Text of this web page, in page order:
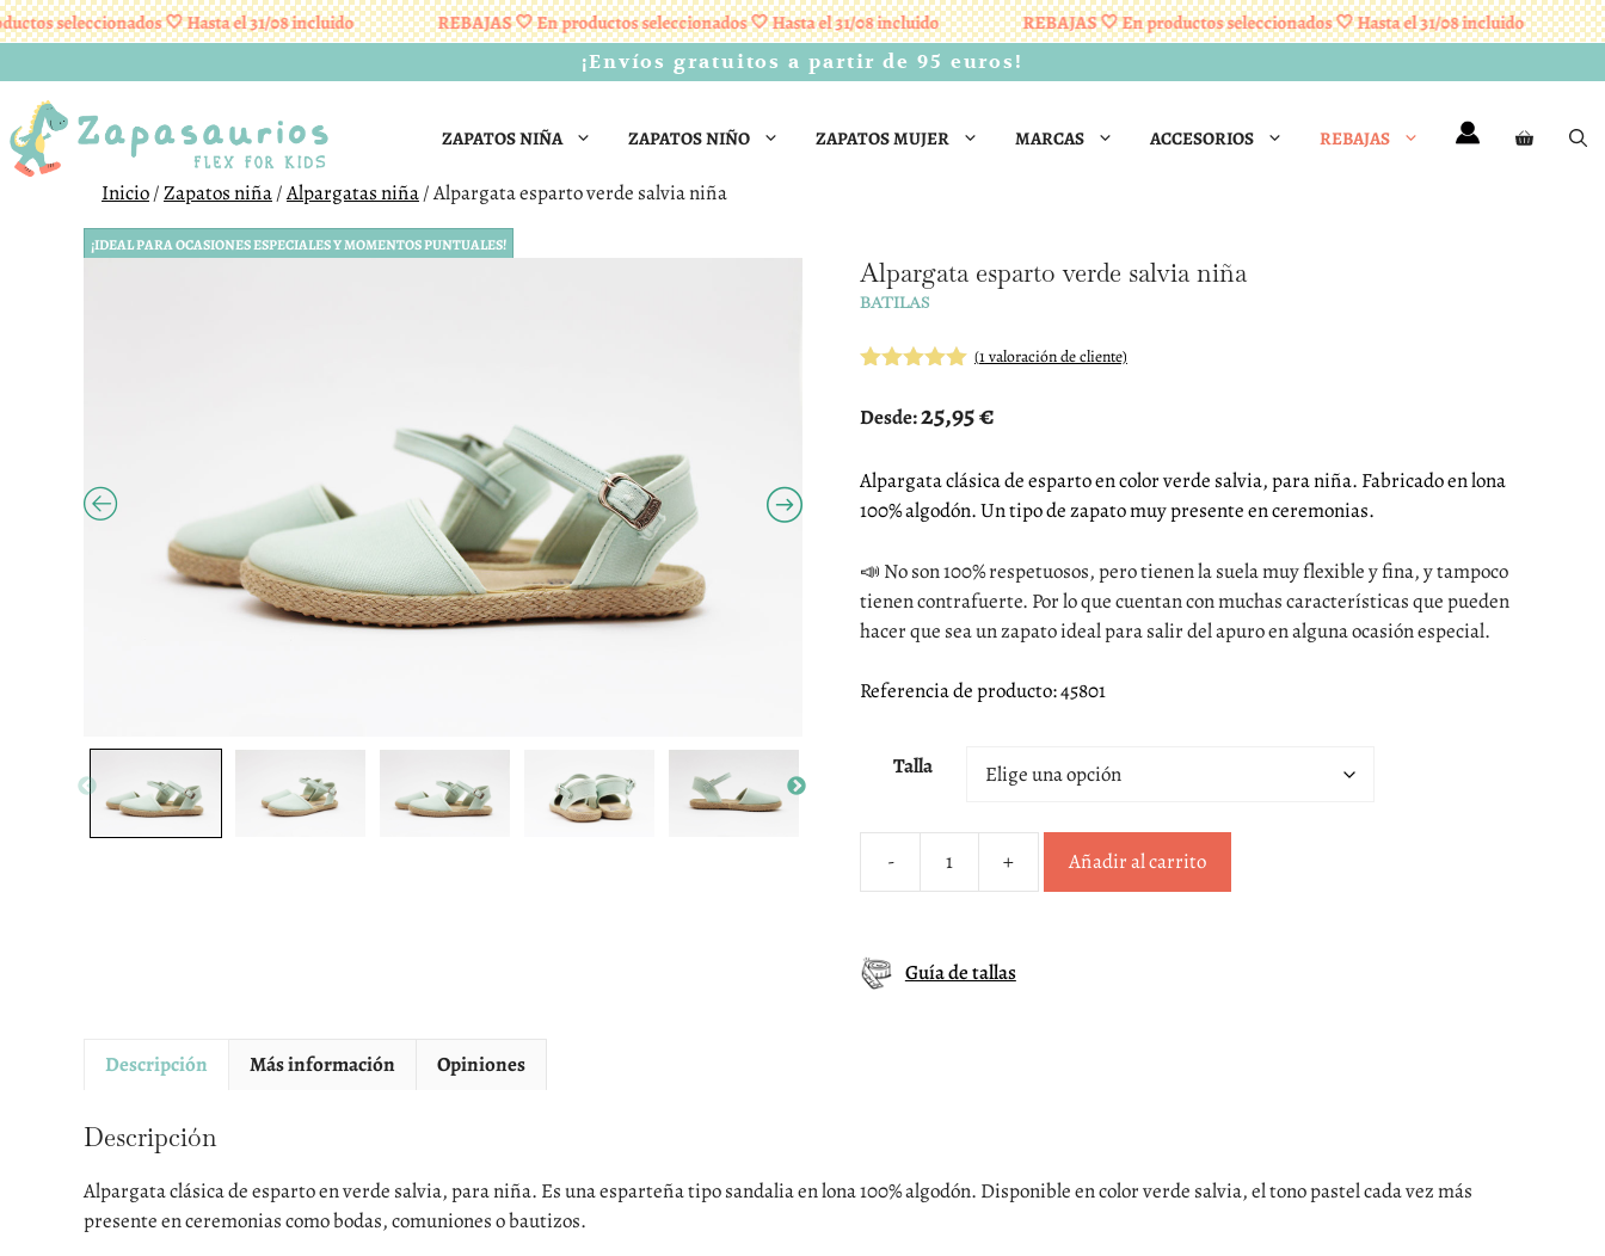
seleccionados 🤍 Hasta el 31/08 incluido REBAJAS 🤍 En productos seleccionados 🤍 Hasta el 31/08 incluido REBAJAS 🤍 En productos seleccionados 🤍 Hasta el 31/08 incluido
al
contenido
¡Envíos gratuitos a partir de 95 euros!
ZAPATOS NIÑA ZAPATOS NIÑO ZAPATOS MUJER MARCAS ACCESORIOS REBAJAS
Inicio/Zapatos niña/Alpargatas niña/ Alpargata esparto verde salvia niña
¡IDEAL PARA OCASIONES ESPECIALES Y MOMENTOS PUNTUALES!
Alpargata esparto verde salvia niña
BATILAS
(1valoración de cliente)
Desde:25,95€
Alpargata clásica de esparto en color verde salvia, para niña. Fabricado en lona
100% algodón. Un tipo de zapato muy presente en ceremonias.
📣 No son 100% respetuosos, pero tienen la suela muy flexible y fina, y tampoco
tienen contrafuerte. Por lo que cuentan con muchas características que pueden
hacer que sea un zapato ideal para salir del apuro en alguna ocasión especial.
Referencia de producto: 45801
Talla
-
salvia
niña
+ Añadir al carrito
Guía de tallas
Descripción Más información Opiniones
Descripción
Alpargata clásica de esparto en verde salvia, para niña. Es una esparteña tipo sandalia en lona 100% algodón. Disponible en color verde salvia, el tono pastel cada vez más
presente en ceremonias como bodas, comuniones o bautizos.